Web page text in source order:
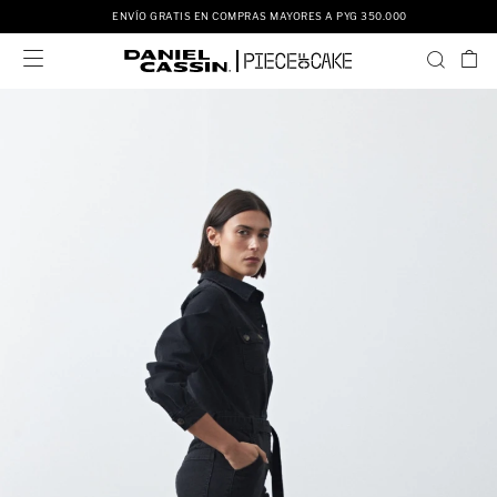
ENVÍO GRATIS EN COMPRAS MAYORES A PYG 350.000
